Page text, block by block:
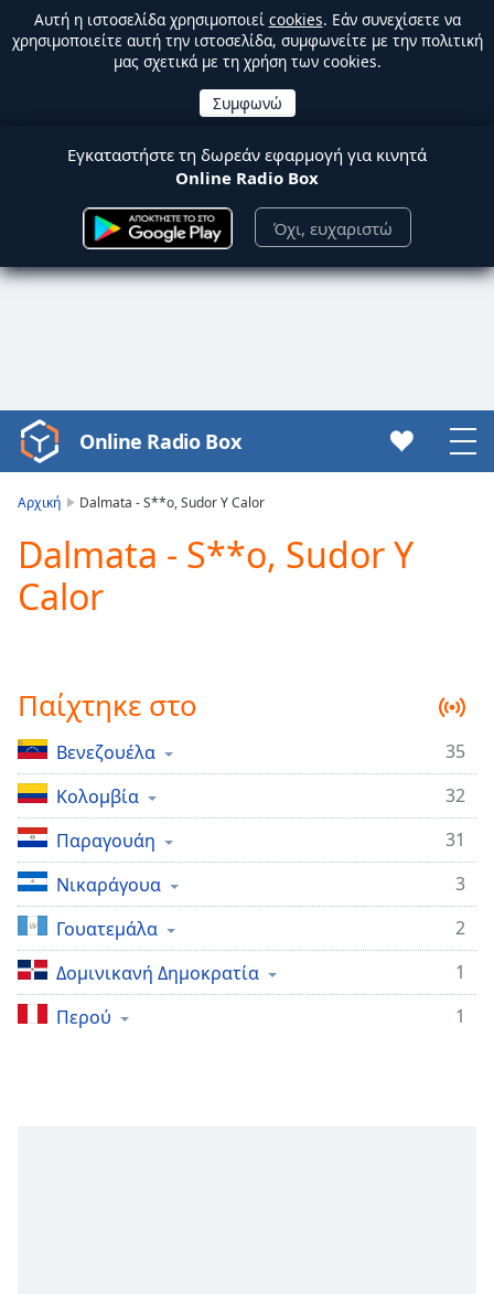
Αυτή η ιστοσελίδα χρησιμοποιεί cookies. Εάν συνεχίσετε να
χρησιμοποιείτε αυτή την ιστοσελίδα, συμφωνείτε με την πολιτική
μας σχετικά με τη χρήση των cookies.
Εγκαταστήστε τη δωρεάν εφαρμογή για κινητά
Online Radio Box
Όχι, ευχαριστώ
Video
Player
Play
Video
Play
Mute
Current
Time0:00
Duration-:-
Loaded:
0.00%
Stream
TypeLIVE
Seek to
live,
currently
behind
Remaining
Online Radio Box
Αρχική Dalmata - S**o, Sudor Y Calor
Dalmata - S**o, Sudor Y
Calor
Παίχτηκε στο
Βενεζουέλα
35
Κολομβία
32
Παραγουάη
31
Νικαράγουα
3
Γουατεμάλα
2
Δομινικανή Δημοκρατία
1
Περού
1